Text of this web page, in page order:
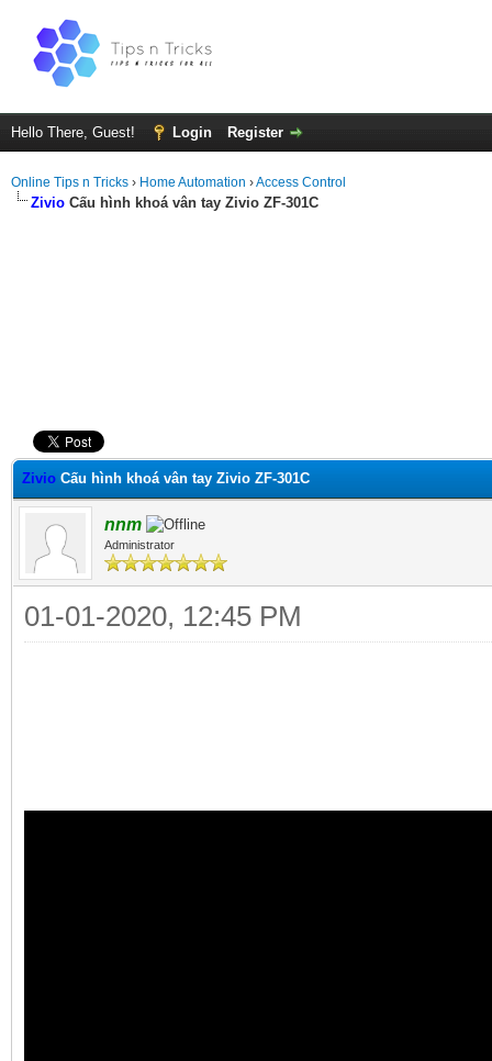
Hello There, Guest! Login Register
Online Tips n Tricks › Home Automation ›Access Control
Zivio Cấu hình khoá vân tay Zivio ZF-301C
Zivio Cấu hình khoá vân tay Zivio ZF-301C
nnm
Administrator
01-01-2020, 12:45 PM